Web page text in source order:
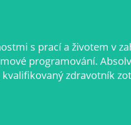
s prací a životem v
programování.
zdravotník